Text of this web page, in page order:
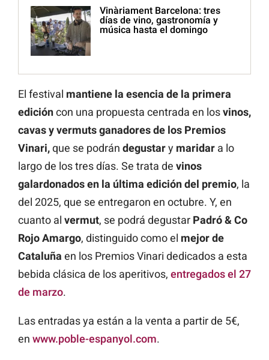
Vinàriament Barcelona: tres
días de vino, gastronomía y
música hasta el domingo
El festival mantiene la esencia de la primera
edicióncon una propuesta centrada en losvinos,
cavas y vermuts ganadores de los Premios
Vinari,que se podrán degustary maridar a lo
largo de los tres días. Se trata de vinos
galardonados en la última edición del premio, la
del 2025, que se entregaron en octubre. Y, en
cuanto al vermut, se podrá degustar Padró & Co
Rojo Amargo, distinguido como el mejor de
Cataluña en los Premios Vinari dedicados a esta
bebida clásica de los aperitivos, entregados el 27
de marzo.
Las entradas ya están a la venta a partir de 5€,
en www.poble-espanyol.com.